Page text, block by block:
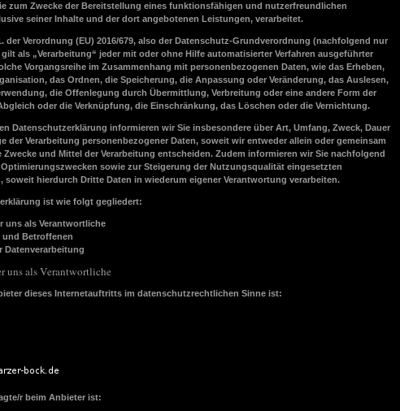
zum Zwecke der Bereitstellung eines funktionsfähigen und nutzerfreundlichen
seiner Inhalte und der dort angebotenen Leistungen, verarbeitet.
der Verordnung (EU) 2016/679, also der Datenschutz-Grundverordnung (nachfolgend nur
gilt als „Verarbeitung“ jeder mit oder ohne Hilfe automatisierter Verfahren ausgeführter
Vorgangsreihe im Zusammenhang mit personenbezogenen Daten, wie das Erheben,
das Ordnen, die Speicherung, die Anpassung oder Veränderung, das Auslesen,
die Offenlegung durch Übermittlung, Verbreitung oder eine andere Form der
oder die Verknüpfung, die Einschränkung, das Löschen oder die Vernichtung.
Datenschutzerklärung informieren wir Sie insbesondere über Art, Umfang, Zweck, Dauer
der Verarbeitung personenbezogener Daten, soweit wir entweder allein oder gemeinsam
Zwecke und Mittel der Verarbeitung entscheiden. Zudem informieren wir Sie nachfolgend
sowie zur Steigerung der Nutzungsqualität eingesetzten
soweit hierdurch Dritte Daten in wiederum eigener Verantwortung verarbeiten.
ist wie folgt gegliedert:
uns als Verantwortliche
und Betroffenen
Datenverarbeitung
uns als Verantwortliche
dieses Internetauftritts im datenschutzrechtlichen Sinne ist:
r beim Anbieter ist: